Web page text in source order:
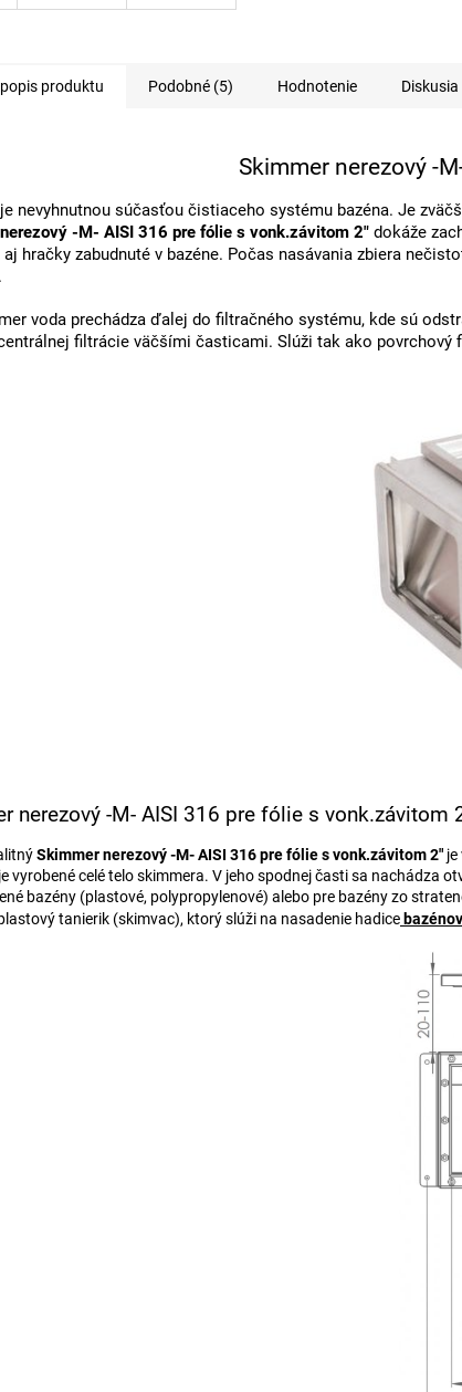
produktu Podobné (5) Hodnotenie Diskusia
Skimmer nerezový -
nevyhnutnou súčasťou čistiaceho systému bazéna. Je
-M- AISI 316 pre fólie s vonk.závitom 2" dokáže
aj hračky zabudnuté v bazéne. Počas nasávania zbiera
voda prechádza ďalej do filtračného systému, kde sú
filtrácie väčšími časticami. Slúži tak ako povrchový
nerezový -M- AISI 316 pre fólie s vonk.závitom
Skimmer nerezový -M- AISI 316 pre fólie s vonk.závitom 2"
vyrobené celé telo skimmera. V jeho spodnej časti sa nachádza
bazény (plastové, polypropylenové) alebo pre bazény zo
tanierik (skimvac), ktorý slúži na nasadenie hadice